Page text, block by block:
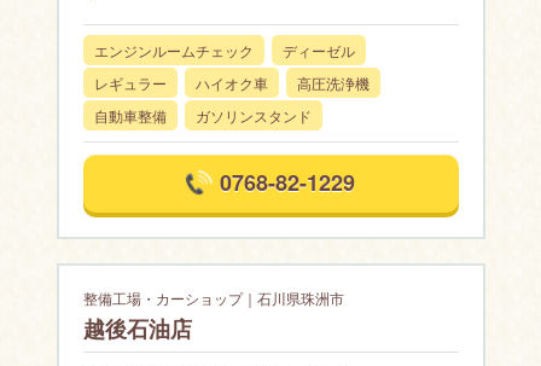
エンジンルームチェック
ディーゼル
レギュラー
ハイオク車
高圧洗浄機
自動車整備
ガソリンスタンド
0768-82-1229
整備工場・カーショップ｜石川県珠洲市
越後石油店